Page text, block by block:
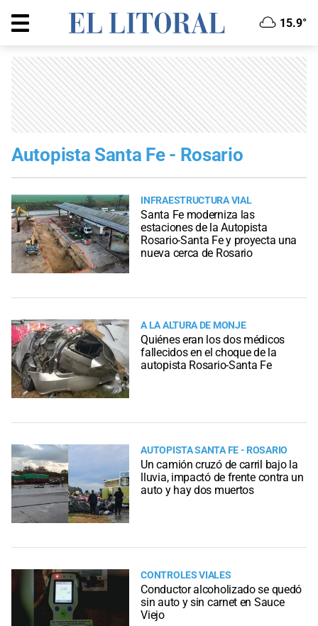
15.9°
Autopista Santa Fe - Rosario
INFRAESTRUCTURA VIAL
Santa Fe moderniza las
estaciones de la Autopista
Rosario-Santa Fe y proyecta una
nueva cerca de Rosario
A LA ALTURA DE MONJE
Quiénes eran los dos médicos
fallecidos en el choque de la
autopista Rosario-Santa Fe
AUTOPISTA SANTA FE - ROSARIO
Un camión cruzó de carril bajo la
lluvia, impactó de frente contra un
auto y hay dos muertos
CONTROLES VIALES
Conductor alcoholizado se quedó
sin auto y sin carnet en Sauce
Viejo